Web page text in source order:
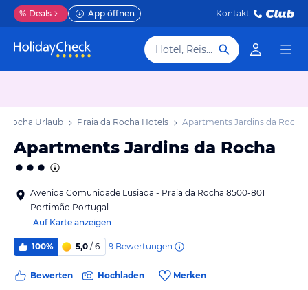
% Deals App öffnen Kontakt
Hotel, Reiseziel
Rocha Urlaub Praia da Rocha Hotels Apartments Jardins da Rocha
Apartments Jardins da Rocha
Avenida Comunidade Lusiada - Praia da Rocha 8500-801
Portimão Portugal
Auf Karte anzeigen
100% 5,0 / 6 9 Bewertungen
Bewerten Hochladen Merken